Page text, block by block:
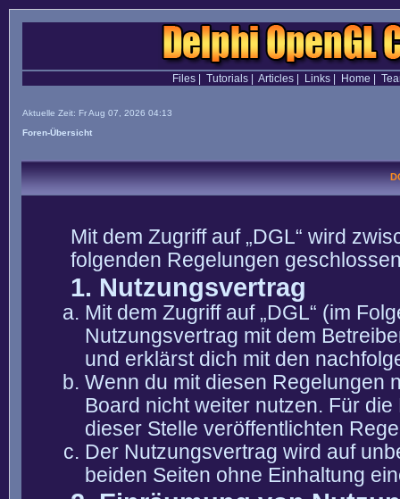
Files| Tutorials| Articles| Links| Home
Aktuelle Zeit: Fr Aug 07, 2026 04:13
Foren-Übersicht
Mit dem Zugriff auf „DGL“ wird
folgenden Regelungen
1. Nutzungsvertrag
Mit dem Zugriff auf „DGL“ (im
Nutzungsvertrag mit dem
und erklärst dich mit den
Wenn du mit diesen Regelungen
Board nicht weiter nutzen. Für
dieser Stelle veröffentlichten
Der Nutzungsvertrag wird auf
beiden Seiten ohne Einhaltung